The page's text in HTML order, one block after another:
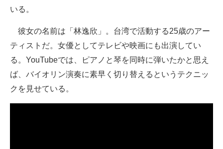
ビジネスと働き方のヒント
AI活用のいまが分かる
企業ITのトレンドを詳説
いる。
彼女の名前は「林逸欣」。台湾で活動する25歳のアー
ティストだ。女優としてテレビや映画にも出演してい
る。YouTubeでは、ピアノと琴を同時に弾いたかと思え
ば、バイオリン演奏に素早く切り替えるというテクニッ
クを見せている。